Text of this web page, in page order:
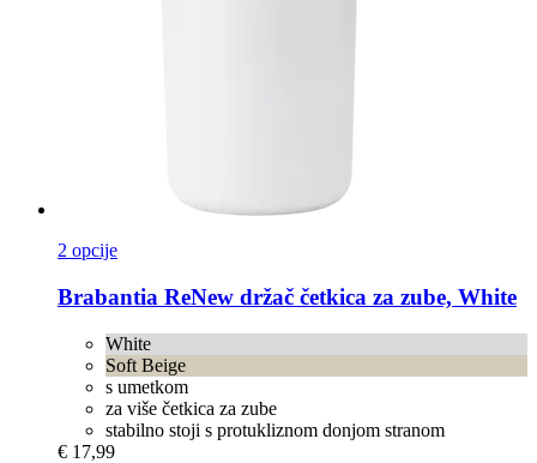
2 opcije
Brabantia ReNew držač četkica za zube, White
White
Soft Beige
s umetkom
za više četkica za zube
stabilno stoji s protukliznom donjom stranom
€ 17,99